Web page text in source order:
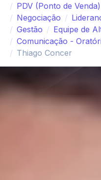
PDV (Ponto de
Negociação
Gestão
Equipe de
Comunicação -
Thiago Concer